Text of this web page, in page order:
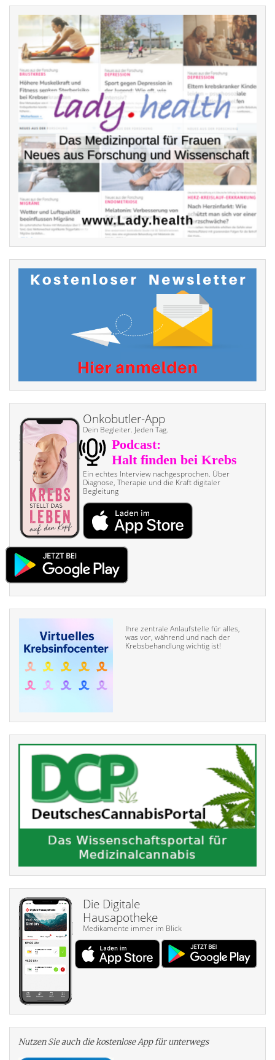
Onkobutler-App
Dein Begleiter. Jeden Tag.
Ein echtes Interview nach­gesprochen. Über
Diagnose, Therapie und die Kraft digitaler
Begleitung
Ihre zentrale Anlaufstelle für alles,
was vor, während und nach der
Krebsbehandlung wichtig ist!
Die Digitale
Hausapotheke
Medikamente immer im Blick
Nutzen Sie auch die kosten­lose App für unterwegs